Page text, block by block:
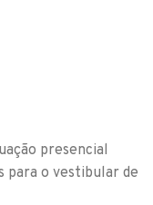
presencial
para o vestibular de